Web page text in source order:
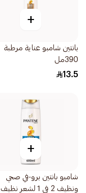
+
بانتين شامبو عناية مرطبة
390مل
13.5
+
شامبو بانتين برو-في صحي
ونظيف 2 في 1 لشعر نظيف